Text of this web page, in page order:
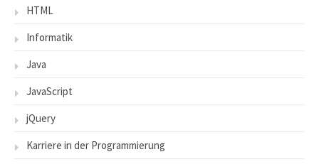
HTML
Informatik
Java
JavaScript
jQuery
Karriere in der Programmierung